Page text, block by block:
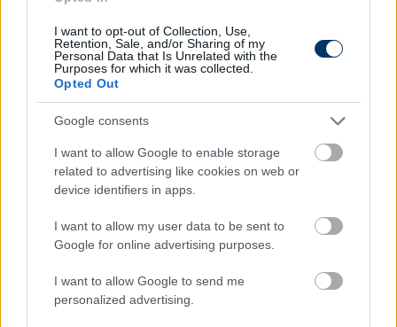
I want to opt-out of Collection, Use,
Retention, Sale, and/or Sharing of my
Personal Data that Is Unrelated with the
Purposes for which it was collected.
Opted Out
Google consents
I want to allow Google to enable storage
related to advertising like cookies on web or
device identifiers in apps.
I want to allow my user data to be sent to
Google for online advertising purposes.
I want to allow Google to send me
personalized advertising.
vendégszektorban történtek miatt.
A szurkolóink és a helyi biztonsági szolgálat közötti
verbális incidenst követően könnygázzal fújták le a
gyerekek, nők és idősebb drukkerek is tartózkodtak.
A felvételeken látható, ahogy az egyik drukkerünk
éppen felsegít a földről egy biztonsági őrt,
miközben érkezik egy másik, megkülönböztető
mellényt viselő személy, aki hátba rúgja a kispesti
szurkolót. Klubunk álláspontja szerint
elfogadhatatlan a biztonsági szolgálat aránytalan
fellépése, a szezon eddigi 15 idegenbeli mérkőzése